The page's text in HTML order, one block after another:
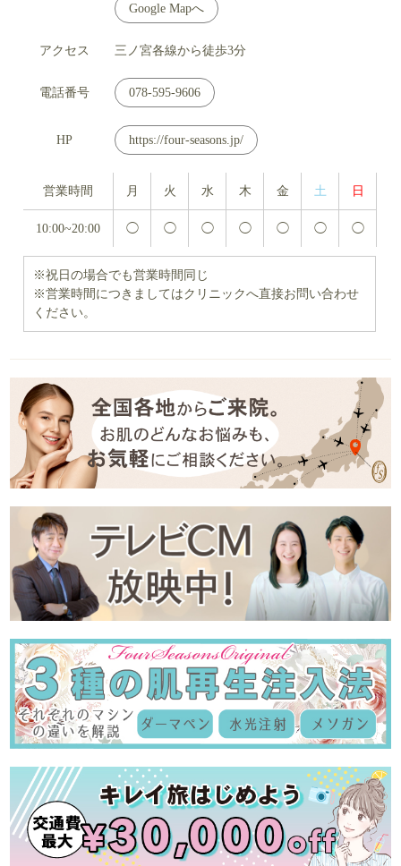
Google Mapへ
アクセス 三ノ宮各線から徒歩3分
電話番号 078-595-9606
HP https://four-seasons.jp/
営業時間 月 火 水 木 金 土 日
10:00~20:00 ◯ ◯ ◯ ◯ ◯ ◯ ◯
※祝日の場合でも営業時間同じ
※営業時間につきましてはクリニックへ直接お問い合わせ
ください。